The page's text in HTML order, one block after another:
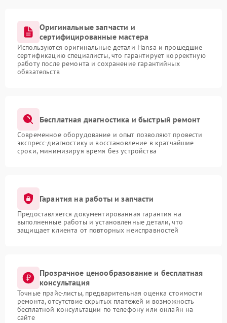
Оригинальные запчасти и
сертифицированные мастера
Используются оригинальные детали Hansa и прошедшие
сертификацию специалисты, что гарантирует корректную
работу после ремонта и сохранение гарантийных
обязательств
Бесплатная диагностика и быстрый ремонт
Современное оборудование и опыт позволяют провести
экспресс-диагностику и восстановление в кратчайшие
сроки, минимизируя время без устройства
Гарантия на работы и запчасти
Предоставляется документированная гарантия на
выполненные работы и установленные детали, что
защищает клиента от повторных неисправностей
Прозрачное ценообразование и бесплатная
консультация
Точные прайс-листы, предварительная оценка стоимости
ремонта, отсутствие скрытых платежей и возможность
бесплатной консультации по телефону или онлайн на
сайте